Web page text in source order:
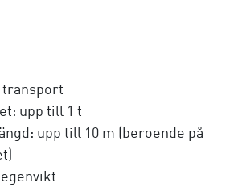
transport
upp till 1 t
upp till 10 m (beroende på